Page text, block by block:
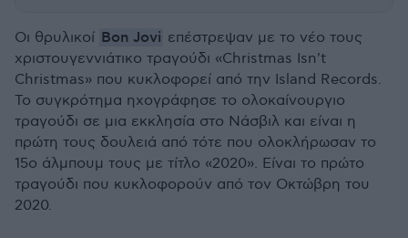
Oι θρυλικοί Bon Jovi επέστρεψαν με το νέο τους
χριστουγεννιάτικο τραγούδι «Christmas Isn't
Christmas» που κυκλοφορεί από την Island Records.
Το συγκρότημα ηχογράφησε το ολοκαίνουργιο
τραγούδι σε μια εκκλησία στο Νάσβιλ και είναι η
πρώτη τους δουλειά από τότε που ολοκλήρωσαν το
15ο άλμπουμ τους με τίτλο «2020». Είναι το πρώτο
τραγούδι που κυκλοφορούν από τον Οκτώβρη του
2020.